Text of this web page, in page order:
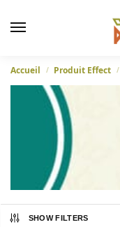
Accueil / Produit Effect /
SHOW FILTERS